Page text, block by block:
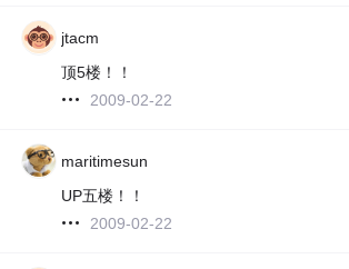
jtacm
顶5楼！！
2009-02-22
maritimesun
UP五楼！！
2009-02-22